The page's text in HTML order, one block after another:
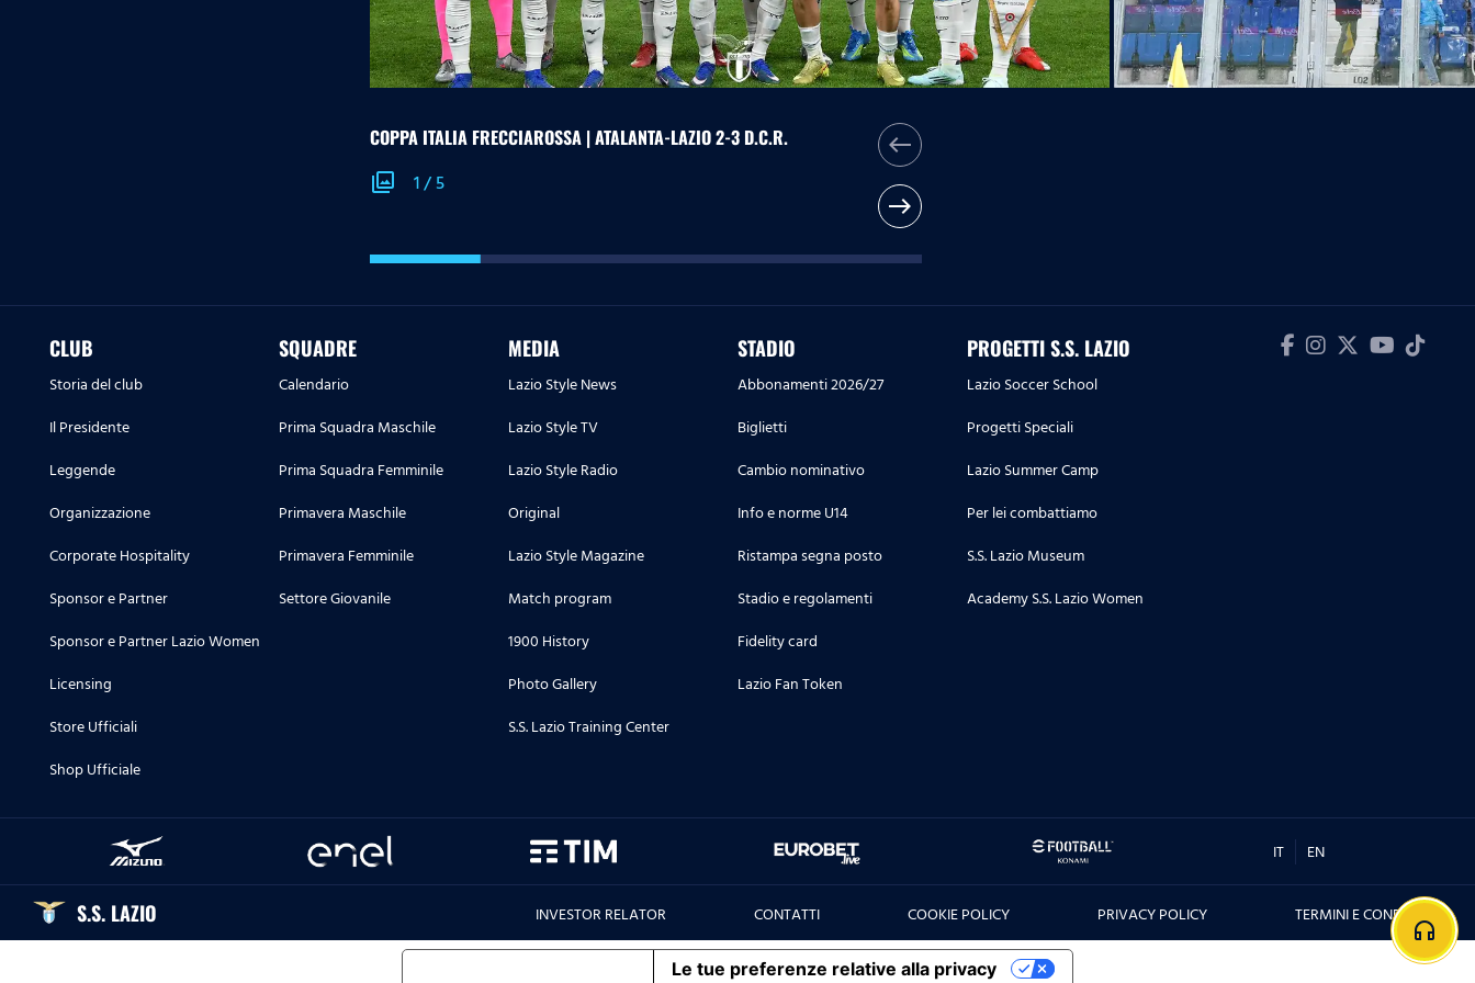
COPPA ITALIA FRECCIAROSSA | ATALANTA-LAZIO 2-3 D.C.R.
photo_library 1/5
west
east
CLUB
Storia del club
Il Presidente
Leggende
Organizzazione
Corporate Hospitality
Sponsor e Partner
Sponsor e Partner Lazio Women
Licensing
Store Ufficiali
Shop Ufficiale
SQUADRE
Calendario
Prima Squadra Maschile
Prima Squadra Femminile
Primavera Maschile
Primavera Femminile
Settore Giovanile
MEDIA
Lazio Style News
Lazio Style TV
Lazio Style Radio
Original
Lazio Style Magazine
Match program
1900 History
Photo Gallery
S.S. Lazio Training Center
STADIO
Abbonamenti 2026/27
Biglietti
Cambio nominativo
Info e norme U14
Ristampa segna posto
Stadio e regolamenti
Fidelity card
Lazio Fan Token
PROGETTI S.S. LAZIO
Lazio Soccer School
Progetti Speciali
Lazio Summer Camp
Per lei combattiamo
S.S. Lazio Museum
Academy S.S. Lazio Women
IT EN
S.S. LAZIO INVESTOR RELATOR CONTATTI COOKIE POLICY PRIVACY POLICY TERMINI E CONDIZIONI
headphones
Le tue preferenze relative alla privacy